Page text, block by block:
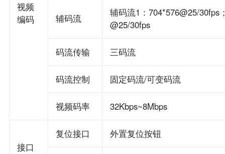
视频
编码
辅码流
辅码流1：704*576@25/30fps
@25/30fps
码流传输 三码流
码流控制 固定码流/可变码流
视频码率 32Kbps~8Mbps
接口
复位接口 外置复位按钮